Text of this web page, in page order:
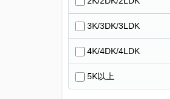
3K/3DK/3LDK
4K/4DK/4LDK
5K以上